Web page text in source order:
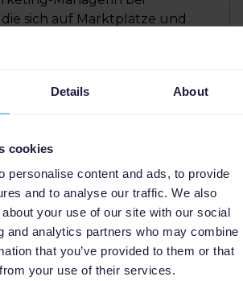
Details About
cookies
personalise content and ads, to provide
and to analyse our traffic. We also
your use of our site with our social
and analytics partners who may combine
that you’ve provided to them or that
your use of their services.
sich auf Marktplätze und
nutzt ihr Know-how in den
Management, SEA und
Erfolg zu verhelfen. Jill setzt
komplexe Produktdaten
für Kundinnen und
und
nutzbar zu machen.